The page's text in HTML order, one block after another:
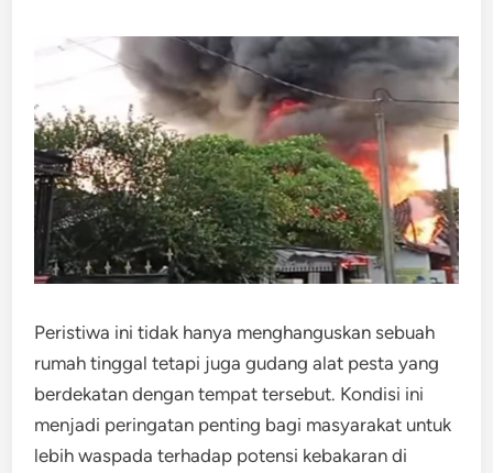
Peristiwa ini tidak hanya menghanguskan sebuah
rumah tinggal tetapi juga gudang alat pesta yang
berdekatan dengan tempat tersebut. Kondisi ini
menjadi peringatan penting bagi masyarakat untuk
lebih waspada terhadap potensi kebakaran di